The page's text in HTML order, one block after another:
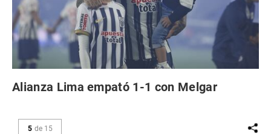
Alianza Lima empató 1-1 con Melgar
5 de 15